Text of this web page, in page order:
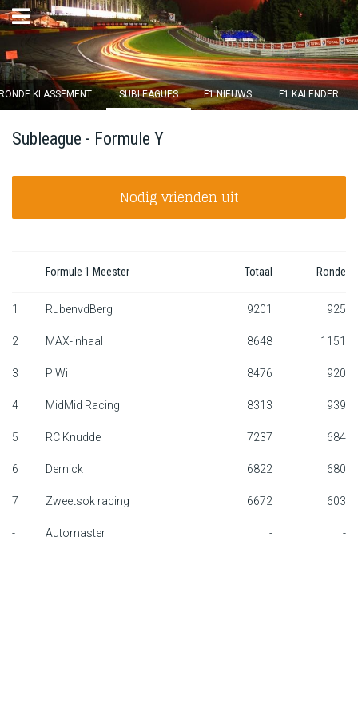
×
15d :
Inloggen
Klassement
Ronde klassement
English
KLASSEMENT SUBLEAGUES F1 NIEUWS F1 KALENDER
Subleague - Formule Y
Nodig vrienden uit
Formule 1 Meester Totaal Ronde
1 RubenvdBerg 9201 925
2 MAX-inhaal 8648 1151
3 PiWi 8476 920
4 MidMid Racing 8313 939
5 RC Knudde 7237 684
6 Dernick 6822 680
7 Zweetsok racing 6672 603
- Automaster - -